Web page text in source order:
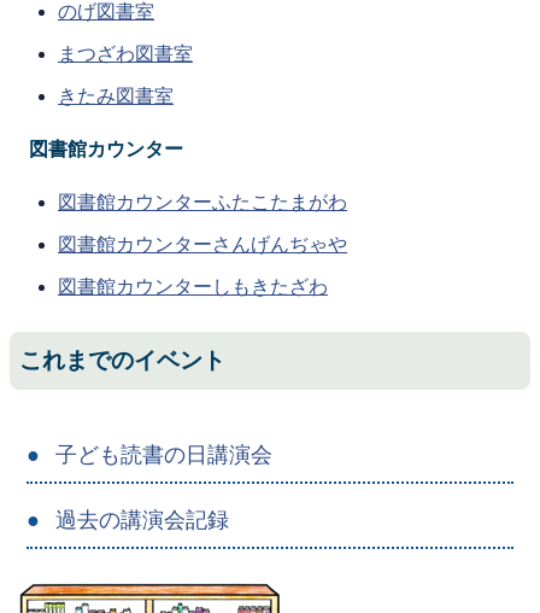
のげ図書室
まつざわ図書室
きたみ図書室
図書館カウンター
図書館カウンターふたこたまがわ
図書館カウンターさんげんぢゃや
図書館カウンターしもきたざわ
これまでのイベント
子ども読書の日講演会
過去の講演会記録